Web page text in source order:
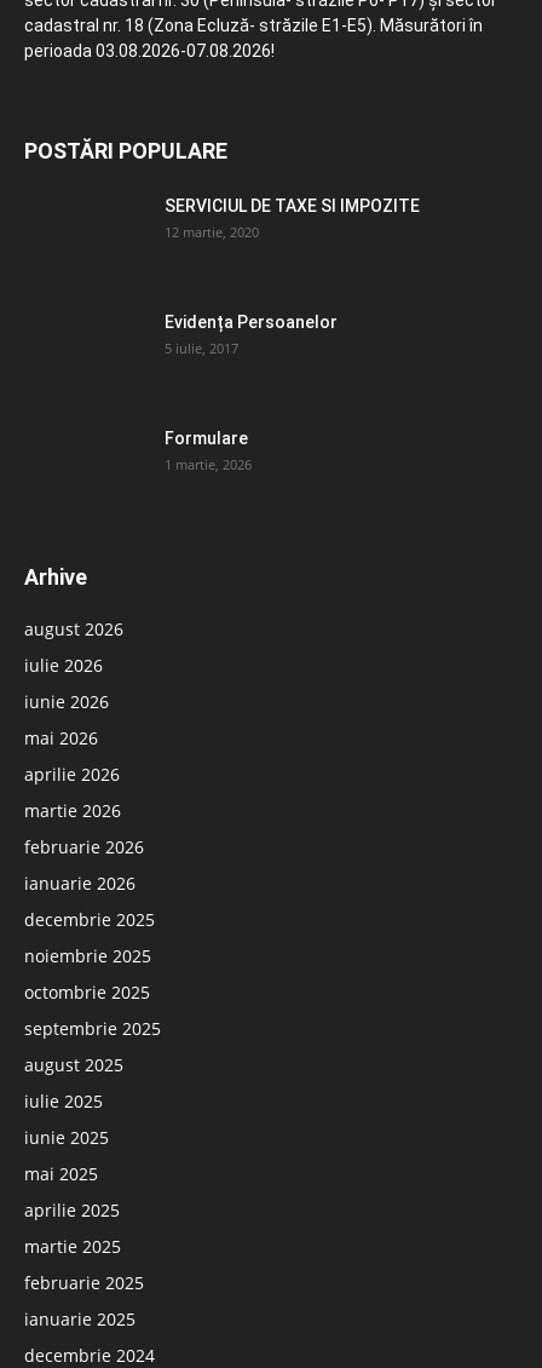
cadastral nr. 18 (Zona Ecluză- străzile E1-E5). Măsurători în
perioada 03.08.2026-07.08.2026!
POSTĂRI POPULARE
SERVICIUL DE TAXE SI IMPOZITE
12 martie, 2020
Evidența Persoanelor
5 iulie, 2017
Formulare
1 martie, 2026
Arhive
august 2026
iulie 2026
iunie 2026
mai 2026
aprilie 2026
martie 2026
februarie 2026
ianuarie 2026
decembrie 2025
noiembrie 2025
octombrie 2025
septembrie 2025
august 2025
iulie 2025
iunie 2025
mai 2025
aprilie 2025
martie 2025
februarie 2025
ianuarie 2025
decembrie 2024